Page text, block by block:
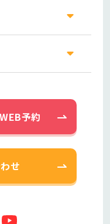
予約
せ